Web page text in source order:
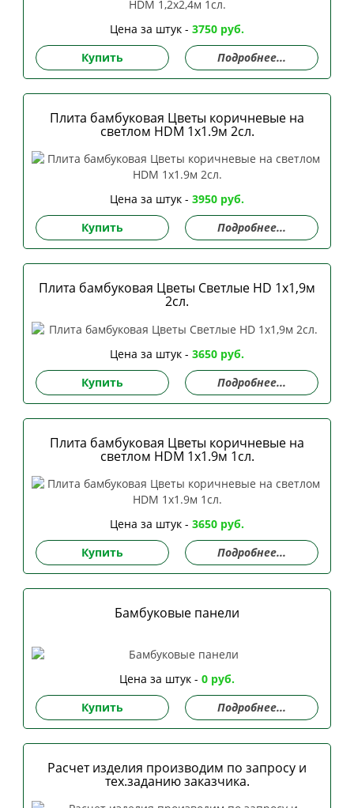
Цена за штук - 3750 руб.
Купить
Подробнее...
Плита бамбуковая Цветы коричневые на
светлом HDM 1х1.9м 2сл.
Цена за штук - 3950 руб.
Купить
Подробнее...
Плита бамбуковая Цветы Cветлые HD 1х1,9м
2сл.
Цена за штук - 3650 руб.
Купить
Подробнее...
Плита бамбуковая Цветы коричневые на
светлом HDM 1х1.9м 1сл.
Цена за штук - 3650 руб.
Купить
Подробнее...
Бамбуковые панели
Цена за штук - 0 руб.
Купить
Подробнее...
Расчет изделия производим по запросу и
тех.заданию заказчика.